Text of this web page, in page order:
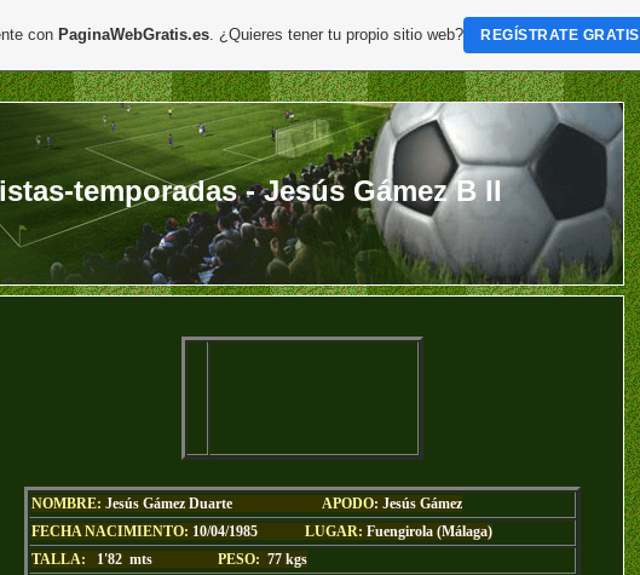
temporadas - Jesús Gámez B II
NOMBRE: Jesús Gámez Duarte APODO: Jesús Gámez
FECHA NACIMIENTO: 10/04/1985 LUGAR: Fuengirola (Málaga)
TALLA:
1'82 mts PESO: 77 kgs
con PaginaWebGratis.es. ¿Quieres tener tu propio sitio web? REGÍSTRATE GRATIS